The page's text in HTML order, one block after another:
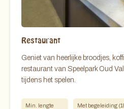
Restaurant
Geniet van heerlijke broodjes,
restaurant van Speelpark Oud
tijdens het spelen.
Min. lengte Met begeleiding